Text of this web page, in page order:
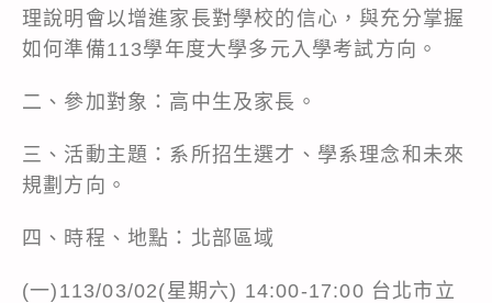
理說明會以增進家長對學校的信心，與充分掌握
如何準備113學年度大學多元入學考試方向。
二、參加對象：高中生及家長。
三、活動主題：系所招生選才、學系理念和未來
規劃方向。
四、時程、地點：北部區域
(一)113/03/02(星期六) 14:00-17:00 台北市立